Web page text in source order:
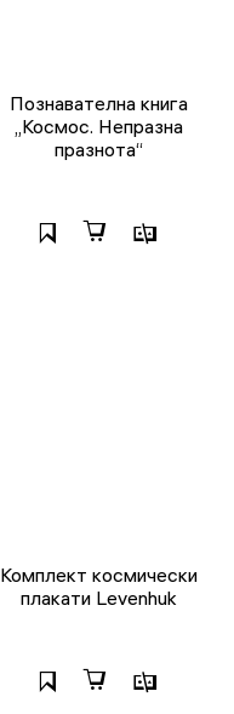
Познавателна книга
„Космос. Непразна
празнота“
Комплект космически
плакати Levenhuk